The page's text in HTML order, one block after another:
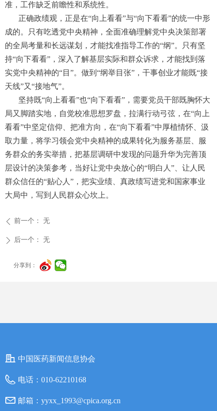
准，工作缺乏前瞻性和系统性。
正确政绩观，正是在“向上看看”与“向下看看”的统一中形
成的。只有吃透党中央精神，全面准确理解党中央决策部署
的全局考量和长远谋划，才能找准指导工作的“纲”。只有坚
持“向下看看”，深入了解基层实际和群众诉求，才能找到落
实党中央精神的“目”。做到“纲举目张”，干事创业才能既“接
天线”又“接地气”。
坚持既“向上看看”也“向下看看”，需要党员干部既胸怀大
局又脚踏实地，自觉校准思想罗盘，拉满行动弓弦，在“向上
看看”中坚定信仰、把准方向，在“向下看看”中厚植情怀、汲
取力量，将学习领会党中央精神的成果转化为服务基层、服
务群众的务实举措，把基层调研中发现的问题升华为完善顶
层设计的决策参考，当好让党中央放心的“明白人”、让人民
群众信任的“贴心人”，把实业绩、真政绩写进党和国家事业
大局中，写到人民群众心坎上。
ꄴ 前一个： 无
ꄲ 后一个： 无
分享到：
中国医药新闻信息协会
电话： 010-62210168
邮箱： yyxx_1993@cpica.org.cn